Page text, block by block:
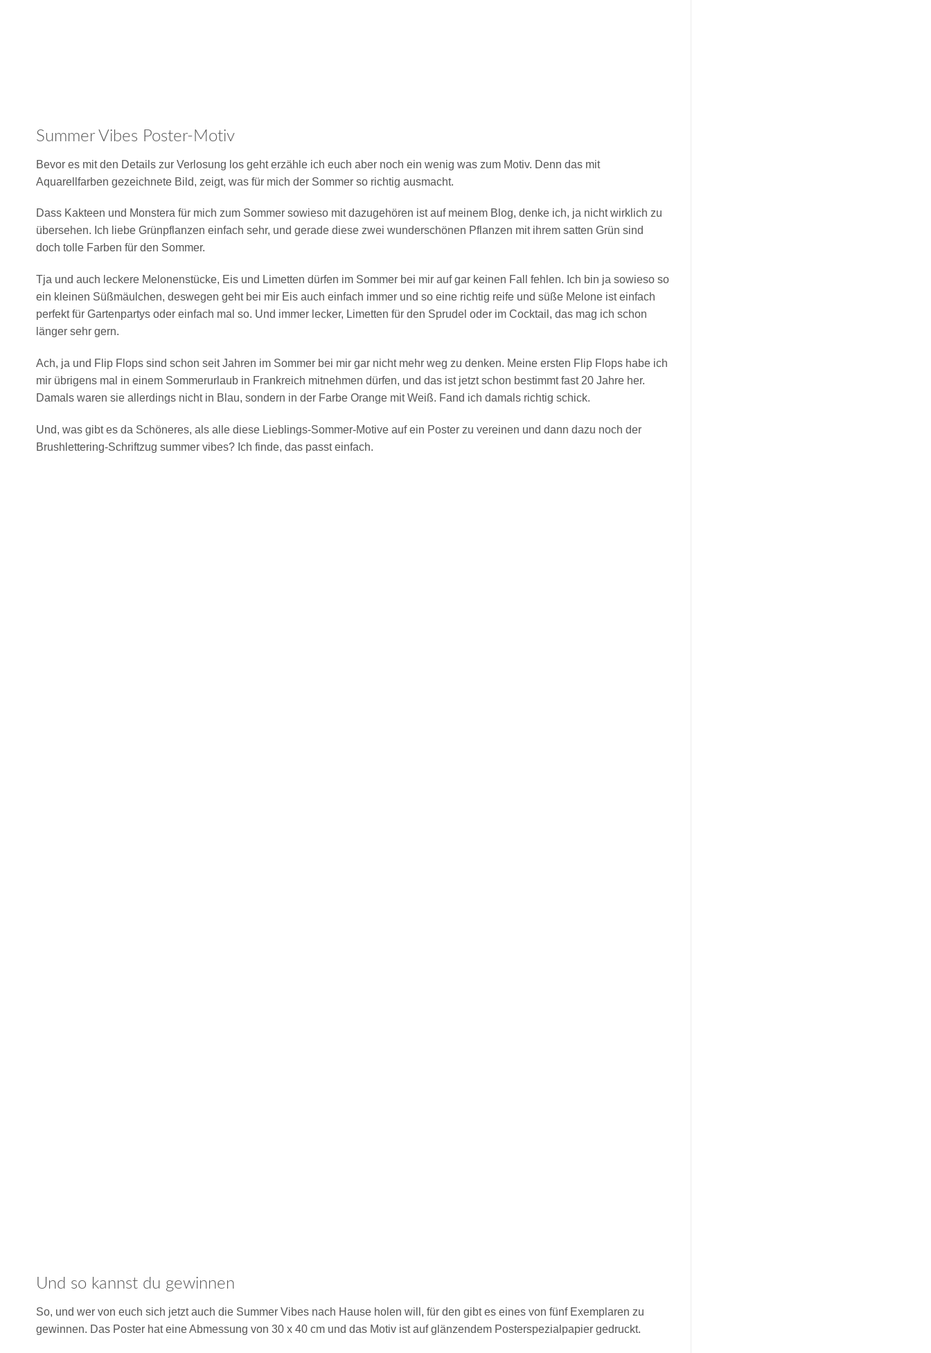
Summer Vibes Poster-Motiv
Bevor es mit den Details zur Verlosung los geht erzähle ich euch aber noch ein wenig was zum Motiv. Denn das mit
Aquarellfarben gezeichnete Bild, zeigt, was für mich der Sommer so richtig ausmacht.
Dass Kakteen und Monstera für mich zum Sommer sowieso mit dazugehören ist auf meinem Blog, denke ich, ja nicht wirklich zu
übersehen. Ich liebe Grünpflanzen einfach sehr, und gerade diese zwei wunderschönen Pflanzen mit ihrem satten Grün sind
doch tolle Farben für den Sommer.
Tja und auch leckere Melonenstücke, Eis und Limetten dürfen im Sommer bei mir auf gar keinen Fall fehlen. Ich bin ja sowieso so
ein kleinen Süßmäulchen, deswegen geht bei mir Eis auch einfach immer und so eine richtig reife und süße Melone ist einfach
perfekt für Gartenpartys oder einfach mal so. Und immer lecker, Limetten für den Sprudel oder im Cocktail, das mag ich schon
länger sehr gern.
Ach, ja und Flip Flops sind schon seit Jahren im Sommer bei mir gar nicht mehr weg zu denken. Meine ersten Flip Flops habe ich
mir übrigens mal in einem Sommerurlaub in Frankreich mitnehmen dürfen, und das ist jetzt schon bestimmt fast 20 Jahre her.
Damals waren sie allerdings nicht in Blau, sondern in der Farbe Orange mit Weiß. Fand ich damals richtig schick.
Und, was gibt es da Schöneres, als alle diese Lieblings-Sommer-Motive auf ein Poster zu vereinen und dann dazu noch der
Brushlettering-Schriftzug summer vibes? Ich finde, das passt einfach.
Und so kannst du gewinnen
So, und wer von euch sich jetzt auch die Summer Vibes nach Hause holen will, für den gibt es eines von fünf Exemplaren zu
gewinnen. Das Poster hat eine Abmessung von 30 x 40 cm und das Motiv ist auf glänzendem Posterspezialpapier gedruckt.